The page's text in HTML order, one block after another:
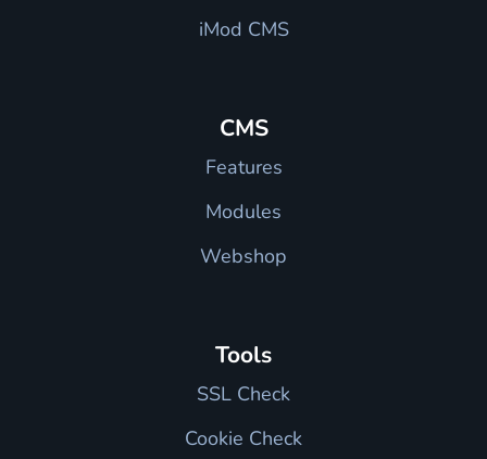
iMod CMS
CMS
Features
Modules
Webshop
Tools
SSL Check
Cookie Check